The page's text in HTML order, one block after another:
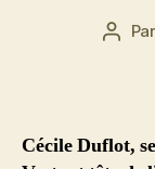
Auteur
Par
Cécile Duflot,